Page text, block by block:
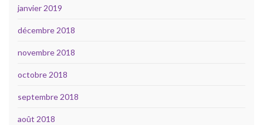
janvier 2019
décembre 2018
novembre 2018
octobre 2018
septembre 2018
août 2018